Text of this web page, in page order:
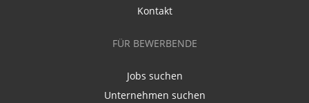
Kontakt
FÜR BEWERBENDE
Jobs suchen
Unternehmen suchen